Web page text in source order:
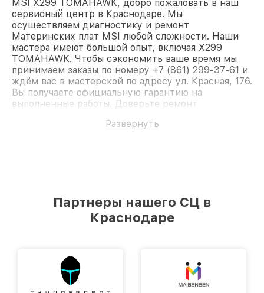
MSI X299 TOMAHAWK, добро пожаловать в наш
сервисный центр в Краснодаре. Мы
осуществляем диагностику и ремонт
Материнских плат MSI любой сложности. Наши
мастера имеют большой опыт, включая X299
TOMAHAWK. Чтобы сэкономить ваше время мы
принимаем заказы по номеру +7 (861) 299-37-61 и
ждём вас в мастерской по адресу ул. Красная, 176.
Вы получаете официальную гарантию на
выполненные работы. Доверьте ремонт
Развернуть
Партнеры нашего СЦ в
Краснодаре